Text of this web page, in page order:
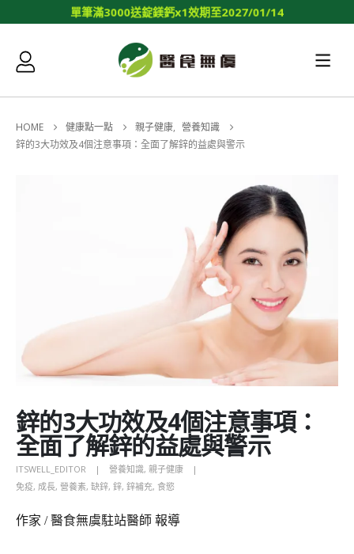
單筆滿3000送錠鎂鈣x1效期至2027/01/1
HOME 健康點一點 親子健康, 營養知識
鋅的3大功效及4個注意事項：全面了解鋅的益處與警示
鋅的3大功效及4個注意事項：
全面了解鋅的益處與警示
ITSWELL_EDITOR 營養知識, 親子健康
免疫, 成長, 營養素, 缺鋅, 鋅, 鋅補充, 食慾
作家 / 醫食無虞駐站醫師 報導